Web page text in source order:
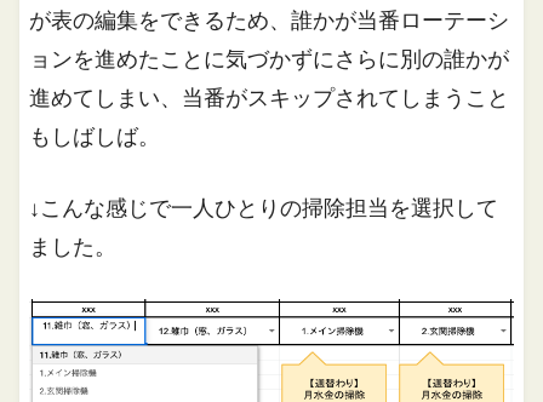
が表の編集をできるため、誰かが当番ローテーシ
ョンを進めたことに気づかずにさらに別の誰かが
進めてしまい、当番がスキップされてしまうこと
もしばしば。
↓こんな感じで一人ひとりの掃除担当を選択して
ました。